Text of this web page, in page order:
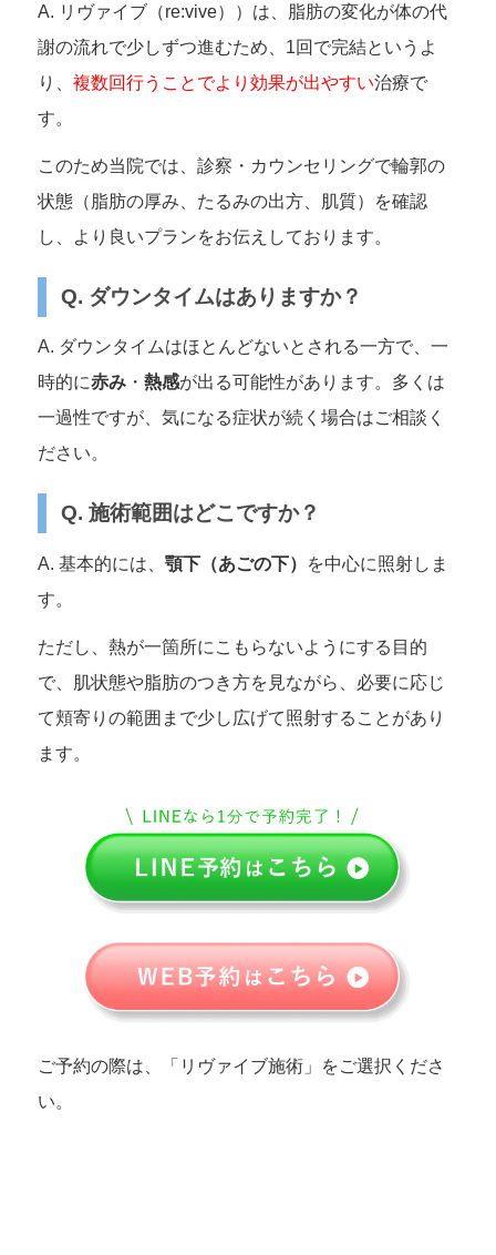
A. リヴァイブ（re:vive））は、脂肪の変化が体の代
謝の流れで少しずつ進むため、1回で完結というよ
り、 複数回行うことでより効果が出やすい治療で
す。
このため当院では、診察・カウンセリングで輪郭の
状態（脂肪の厚み、たるみの出方、肌質）を確認
し、より良いプランをお伝えしております。
Q. ダウンタイムはありますか？
A. ダウンタイムはほとんどないとされる一方で、一
時的に赤み・ 熱感が出る可能性があります。多くは
一過性ですが、気になる症状が続く場合はご相談く
ださい。
Q. 施術範囲はどこですか？
A. 基本的には、 顎下（あごの下）
を中心に照射しま
す。
ただし、熱が一箇所にこもらないようにする目的
で、肌状態や脂肪のつき方を見ながら、必要に応じ
て頬寄りの範囲まで少し広げて照射することがあり
ます。
ご予約の際は、「リヴァイブ施術」をご選択くださ
い。